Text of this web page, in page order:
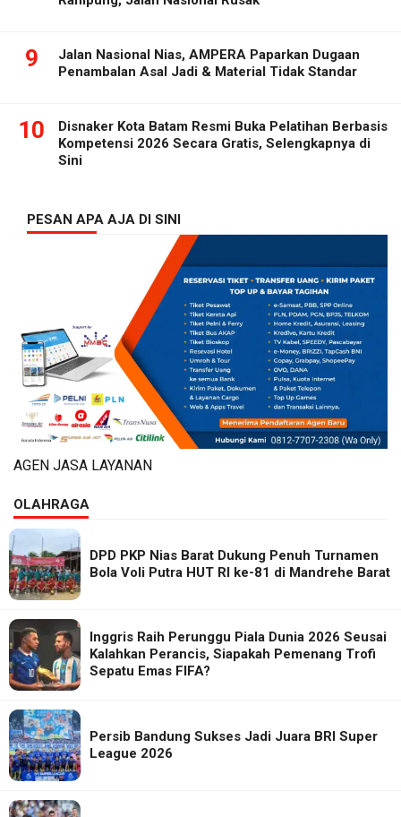
9
Jalan Nasional Nias, AMPERA Paparkan Dugaan
Penambalan Asal Jadi & Material Tidak Standar
10
Disnaker Kota Batam Resmi Buka Pelatihan Berbasis
Kompetensi 2026 Secara Gratis, Selengkapnya di
Sini
PESAN APA AJA DI SINI
AGEN JASA LAYANAN
OLAHRAGA
DPD PKP Nias Barat Dukung Penuh Turnamen
Bola Voli Putra HUT RI ke-81 di Mandrehe Barat
Inggris Raih Perunggu Piala Dunia 2026 Seusai
Kalahkan Perancis, Siapakah Pemenang Trofi
Sepatu Emas FIFA?
Persib Bandung Sukses Jadi Juara BRI Super
League 2026